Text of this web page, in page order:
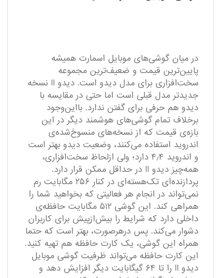
در میان گوشی‌های موبایل اسمارت همیشه
پایین‌ترین قیمت و ضعیف‌ترین مجموعه
سخت‌افزاری برای مدل دیدو است. دیدو II نسخه
جدیدتر مدل قبلی است اما حتی در مقایسه با
دیدو هم حرفی برای گفتن ندارد. بااین‌وجود
برخلاف تمام گوشی‌های هوشمند دیگر در این
بازه‌ی قیمت که از نسخه‌های منسوخ‌شده‌ی
اندروید استفاده می‌کنند، وضعیت دیدو بهتر است
و اندروید ۴٫۴ دارد؛ ولی ازلحاظ سخت‌افزاری،
همه‌چیز دیدو II در حداقل ممکن قرار دارد.
پردازنده‌ای تک‌هسته‌ای در کنار ۲۵۶ مگابایت رم
نمی‌تواند در انجام هر فعالیتی که بخواهید شما را
همراهی کند. این گوشی ۵۱۲ مگابایت حافظه‌ی
داخلی دارد که شرایط را بیش‌ازپیش برای کاربران
دشوار می‌کند. پس درهرصورت، بهتر است که حتما
همراه این گوشی، یک کارت حافظه هم تهیه کنید.
این کارت حافظه می‌تواند ظرفیت گوشی موبایل
دیدو II را تا ۶۴ گیگابایت دیگر افزایش دهد و